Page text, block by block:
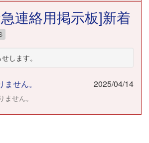
連絡用掲示板]新着
します。
せん。 2025/04/14
ません。